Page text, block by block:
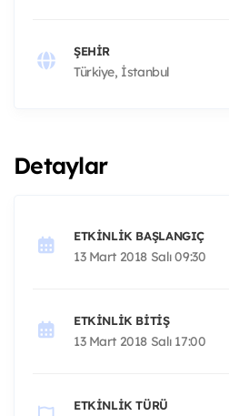
ŞEHIR
Türkiye, İstanbul
Detaylar
ETKINLIK BAŞLANGIÇ
13 Mart 2018 Salı 09:30
ETKINLIK BITIŞ
13 Mart 2018 Salı 17:00
ETKINLIK TÜRÜ